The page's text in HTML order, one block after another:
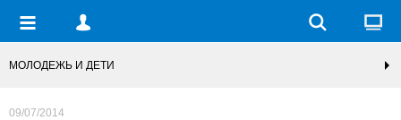
МОЛОДЕЖЬ И ДЕТИ
09/07/2014